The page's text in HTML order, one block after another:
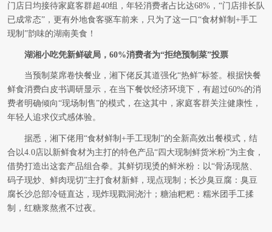
门店日均接待家庭客群超40组，年轻消费者占比达68%，“门店排长队
已成常态”，更有外地食客驱车前来，只为了这一口“食材鲜制+手工
现制”韵味的湖南美食！
湖湘小吃凭新鲜破局，60%消费者为“拒绝预制菜”投票
当预制菜席卷快餐业，湘下佬反其道强化“热鲜”标签。根据快餐
鲜食消费白皮书调研显示，在当下餐饮经济环境下，有超过60%的消
费者明确倾向“现场制售”的模式，在这其中，家庭客群关注健康性，
年轻人追求仪式感体验。
据悉，湘下佬用“食材鲜制+手工现制”的全新高效出餐模式，结
合以4.0店以新鲜食材为主打的特色产品“四大现制鲜货米粉”为主食，
借势打造出这套产品组合拳。其鲜切现烫的鲜米粉：以“骨汤现熬、
码子现炒、鲜肉现切”主打食材新鲜，现点现制；长沙臭豆腐：臭豆
腐长沙总部冷链直达，现炸现戳洞浇汁；糖油粑粑：糯米团手工揉
制，红糖浆熬煮不过夜。